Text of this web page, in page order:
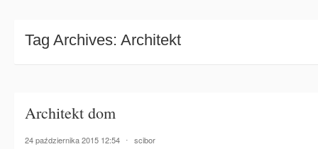
Tag Archives: Architekt
Architekt dom
24 października 2015 12:54 ⋅ scibor